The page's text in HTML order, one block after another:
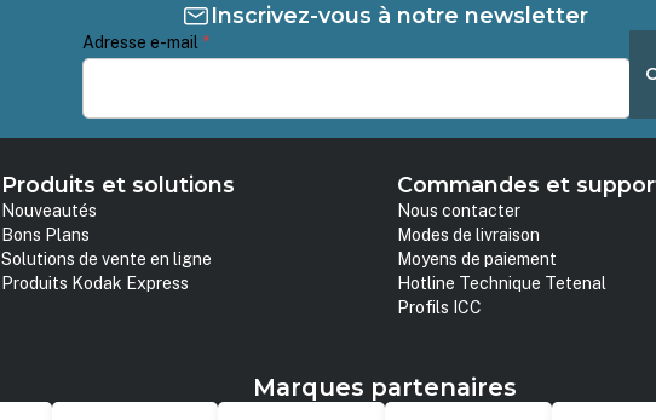
Inscrivez-vous à notre newsletter
Adresse e-mail *
Produits et solutions
Nouveautés
Bons Plans
Solutions de vente en ligne
Produits Kodak Express
Commandes et
Nous contacter
Modes de livraison
Moyens de paiement
Hotline Technique Tetenal
Profils ICC
Marques partenaires